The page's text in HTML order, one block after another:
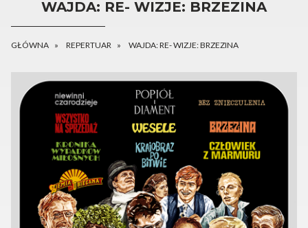
WAJDA: RE- WIZJE: BRZEZINA
GŁÓWNA REPERTUAR WAJDA: RE- WIZJE: BRZEZINA